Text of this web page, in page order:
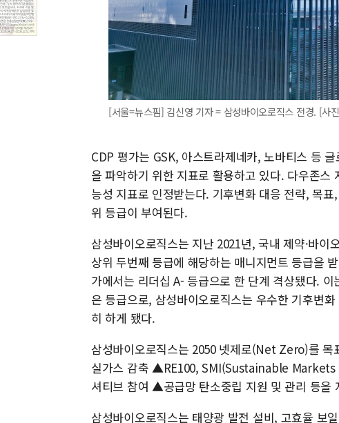
[서울=뉴스핌] 김신영 기자 = 삼성바이오로직스 전경. [
CDP 평가는 GSK, 아스트라제네카, 노바티스 등
을 파악하기 위한 지표로 활용하고 있다. 다우존
능성 지표로 인정받는다. 기후변화 대응 전략, 목
위 등급이 부여된다.
삼성바이오로직스는 지난 2021년, 국내 제약·바
상위 두번째 등급에 해당하는 매니지먼트 등급을
가에서는 리더십 A- 등급으로 한 단계 격상됐다.
은 등급으로, 삼성바이오로직스는 우수한 기후변
히 하게 됐다.
삼성바이오로직스는 2050 넷제로(Net Zero)를
실가스 감축 ▲RE100, SMI(Sustainable
셔티브 참여 ▲공급망 탄소중립 지원 및 관리 등을
삼성바이오로직스는 태양광 발전 설비, 고효율 보